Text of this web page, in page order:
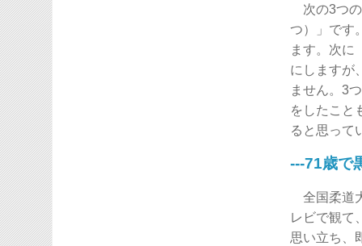
次の3つの
つ）」です
ます。次に
にしますが
ません。3
をしたこと
ると思って
---71歳で
全国柔道
レビで観て
思い立ち、